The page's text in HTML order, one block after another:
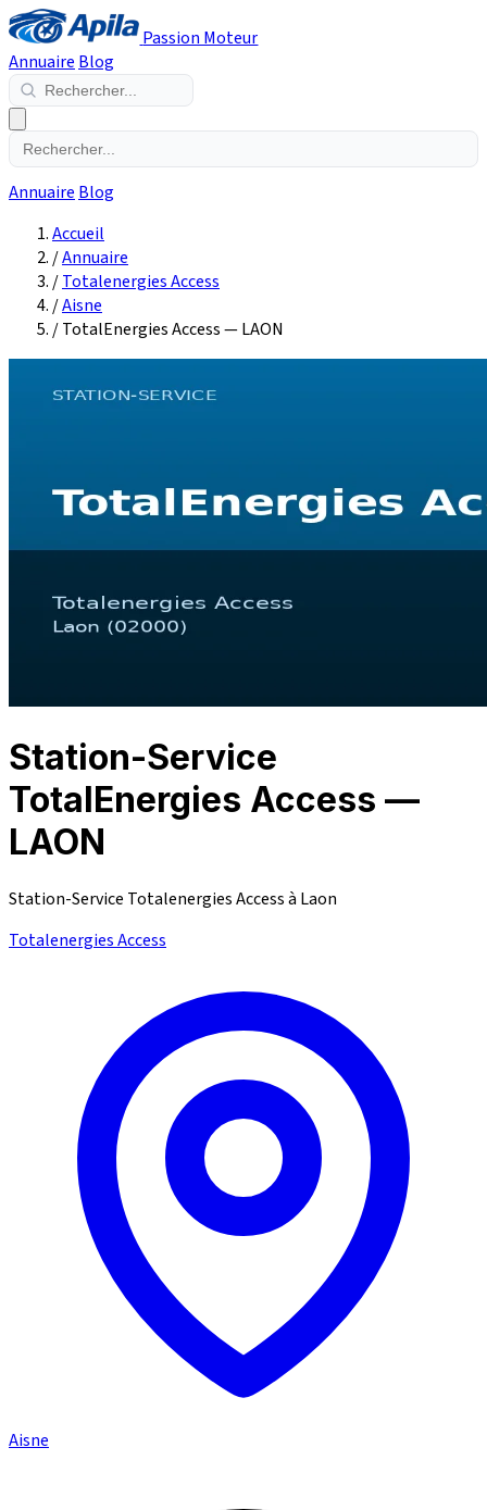
Passion Moteur
Annuaire Blog
Annuaire Blog
Accueil
/Annuaire
/Totalenergies Access
/Aisne
/TotalEnergies Access — LAON
Station-Service
TotalEnergies Access —
LAON
Station-Service Totalenergies Access à Laon
Totalenergies Access
Aisne